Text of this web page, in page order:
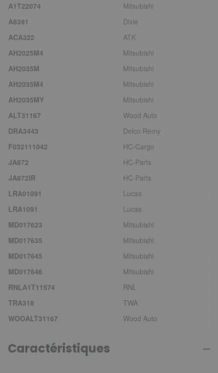
A1T22074
Mitsubishi
A8391
Dixie
ACA322
ATK
AH2025M4
Mitsubishi
AH2035M
Mitsubishi
AH2035M4
Mitsubishi
AH2035MY
Mitsubishi
ALT31167
Wood Auto
DRA3443
Delco Remy
F032111042
HC-Cargo
JA872
HC-Parts
JA872IR
HC-Parts
LRA01091
Lucas
LRA1091
Lucas
MD017623
Mitsubishi
MD017635
Mitsubishi
MD017645
Mitsubishi
MD017646
Mitsubishi
RNLA1T11574
RNL
TRA318
TWA
WOOALT31167
Wood Auto
Caractéristiques